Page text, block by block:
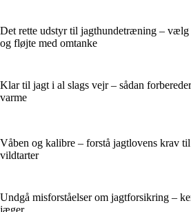
Det rette udstyr til jagthundetræning – vælg
og fløjte med omtanke
Klar til jagt i al slags vejr – sådan
varme
Våben og kalibre – forstå jagtlovens krav
vildtarter
Undgå misforståelser om jagtforsikring –
jæger